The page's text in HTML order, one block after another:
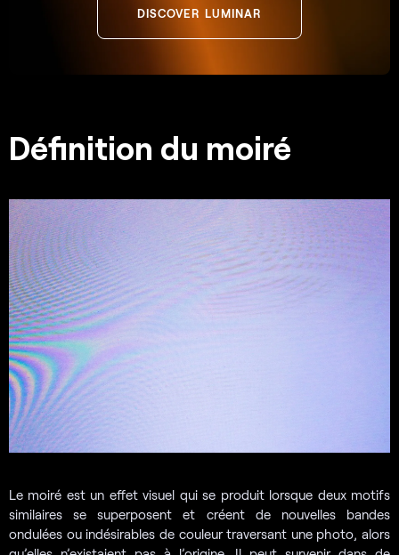
DISCOVER LUMINAR
Définition du moiré
Le moiré est un effet visuel qui se produit lorsque deux motifs
similaires se superposent et créent de nouvelles bandes
ondulées ou indésirables de couleur traversant une photo, alors